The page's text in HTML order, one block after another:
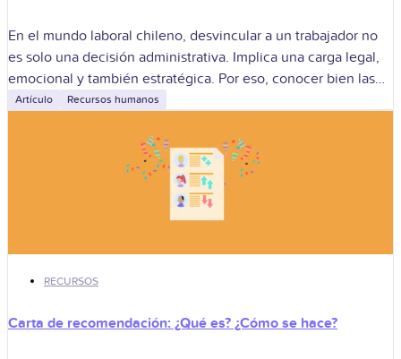
En el mundo laboral chileno, desvincular a un trabajador no
es solo una decisión administrativa. Implica una carga legal,
emocional y también estratégica. Por eso, conocer bien las
causales de
Artículo Recursos humanos
RECURSOS
Carta de recomendación: ¿Qué es? ¿Cómo se hace?